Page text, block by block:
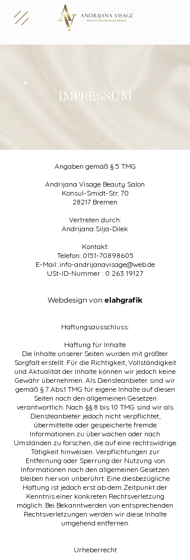
IMPRESSUM
Angaben gemäß § 5 TMG
Andrijana Visage Beauty Salon
Konsul-Smidt-Str. 70
28217 Bremen
Vertreten durch:
Andrijana Silja-Dilek
Kontakt:
Telefon: 0151-70898605
E-Mail: info-andrijanavisage@web.de
USt-ID-Nummer : 0 263 19127
Webdesign von elahgrafik
Haftungsausschluss:
Haftung für Inhalte
Die Inhalte unserer Seiten wurden mit größter
Sorgfalt erstellt. Für die Richtigkeit, Vollständigkeit
und Aktualität der Inhalte können wir jedoch keine
Gewähr übernehmen. Als Diensteanbieter sind wir
gemäß § 7 Abs.1 TMG für eigene Inhalte auf diesen
Seiten nach den allgemeinen Gesetzen
verantwortlich. Nach §§ 8 bis 10 TMG sind wir als
Diensteanbieter jedoch nicht verpflichtet,
übermittelte oder gespeicherte fremde
Informationen zu überwachen oder nach
Umständen zu forschen, die auf eine rechtswidrige
Tätigkeit hinweisen. Verpflichtungen zur
Entfernung oder Sperrung der Nutzung von
Informationen nach den allgemeinen Gesetzen
bleiben hiervon unberührt. Eine diesbezügliche
Haftung ist jedoch erst ab dem Zeitpunkt der
Kenntnis einer konkreten Rechtsverletzung
möglich. Bei Bekanntwerden von entsprechenden
Rechtsverletzungen werden wir diese Inhalte
umgehend entfernen.
Urheberrecht